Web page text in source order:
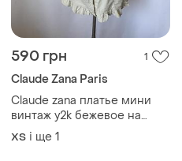
590 грн 1
Claude Zana Paris
Claude zana платье мини
винтаж y2k бежевое на
крючках по фигуре
романтик романтичное
ХS і ще 1